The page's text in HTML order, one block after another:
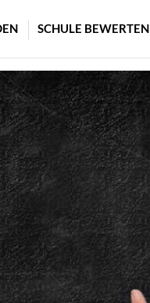
SCHULE BEWERTEN